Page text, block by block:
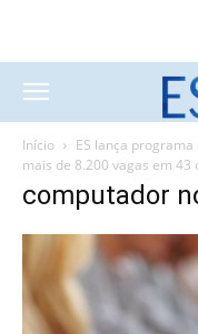
Início
ES lança
mais de 8.200 vagas em 43
computador